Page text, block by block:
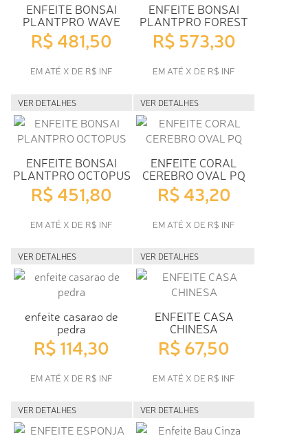
ENFEITE BONSAI
PLANTPRO WAVE
R$ 481,50
EM ATÉ X DE R$ INF
VER DETALHES
ENFEITE BONSAI
PLANTPRO FOREST
R$ 573,30
EM ATÉ X DE R$ INF
VER DETALHES
ENFEITE BONSAI
PLANTPRO OCTOPUS
R$ 451,80
EM ATÉ X DE R$ INF
VER DETALHES
ENFEITE CORAL
CEREBRO OVAL PQ
R$ 43,20
EM ATÉ X DE R$ INF
VER DETALHES
enfeite casarao de
pedra
R$ 114,30
EM ATÉ X DE R$ INF
VER DETALHES
ENFEITE CASA
CHINESA
R$ 67,50
EM ATÉ X DE R$ INF
VER DETALHES